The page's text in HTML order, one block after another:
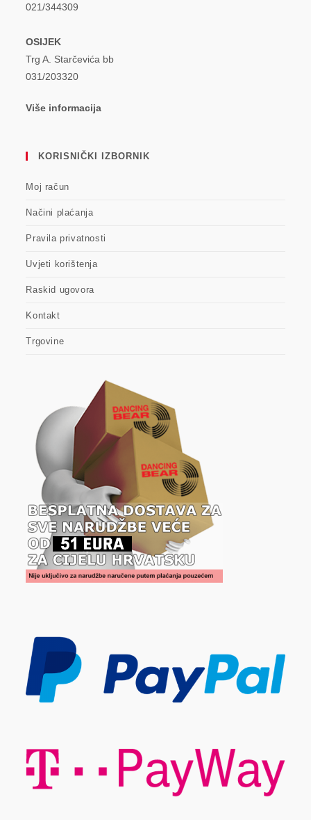
021/344309
OSIJEK
Trg A. Starčevića bb
031/203320
Više informacija
KORISNIČKI IZBORNIK
Moj račun
Načini plaćanja
Pravila privatnosti
Uvjeti korištenja
Raskid ugovora
Kontakt
Trgovine